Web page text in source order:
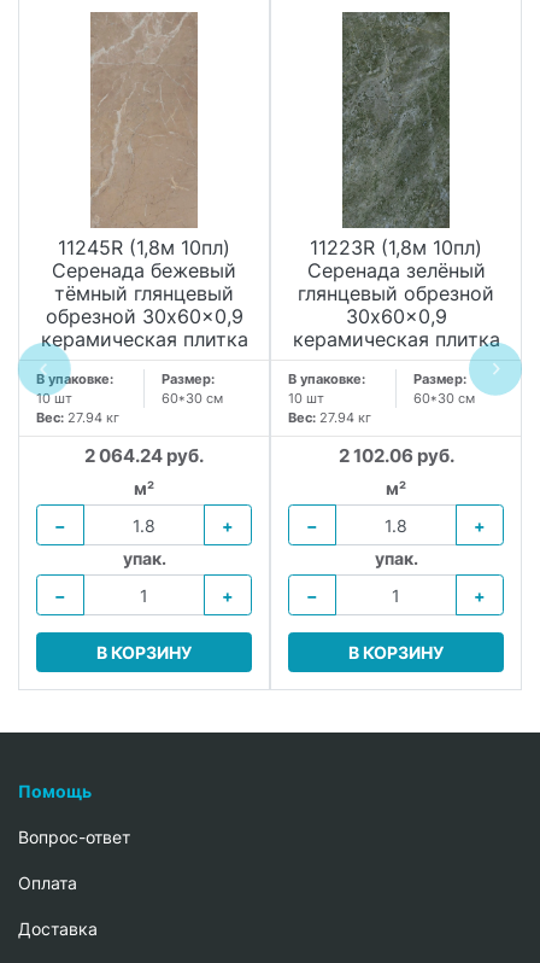
11245R (1,8м 10пл)
Серенада бежевый
тёмный глянцевый
обрезной 30x60x0,9
керамическая плитка
В упаковке:
10 шт
Размер:
60*30 см
Вес: 27.94 кг
2 064.24 руб.
м²
−
+
упак.
−
+
В КОРЗИНУ
11223R (1,8м 10пл)
Серенада зелёный
глянцевый обрезной
30x60x0,9
керамическая плитка
В упаковке:
10 шт
Размер:
60*30 см
Вес: 27.94 кг
2 102.06 руб.
м²
−
+
упак.
−
+
В КОРЗИНУ
Помощь
Вопрос-ответ
Oплата
Доставка